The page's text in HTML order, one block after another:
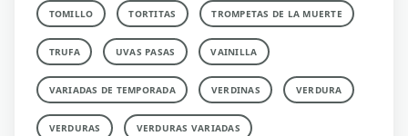
TOMILLO TORTITAS TROMPETAS DE LA MUERTE
TRUFA UVAS PASAS VAINILLA
VARIADAS DE TEMPORADA VERDINAS VERDURA
VERDURAS VERDURAS VARIADAS